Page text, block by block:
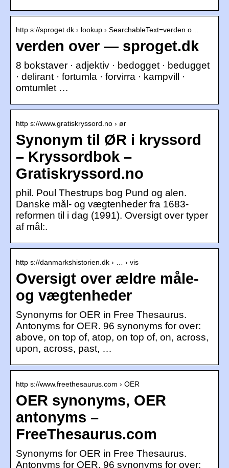
http s://sproget.dk › lookup › SearchableText=verden o…
verden over — sproget.dk
8 bokstaver · adjektiv · bedogget · bedugget
· delirant · fortumla · forvirra · kampvill ·
omtumlet …
http s://www.gratiskryssord.no › ør
Synonym til ØR i kryssord
– Kryssordbok –
Gratiskryssord.no
phil. Poul Thestrups bog Pund og alen.
Danske mål- og vægtenheder fra 1683-
reformen til i dag (1991). Oversigt over typer
af mål:.
http s://danmarkshistorien.dk › … › vis
Oversigt over ældre måle-
og vægtenheder
Synonyms for OER in Free Thesaurus.
Antonyms for OER. 96 synonyms for over:
above, on top of, atop, on top of, on, across,
upon, across, past, …
http s://www.freethesaurus.com › OER
OER synonyms, OER
antonyms –
FreeThesaurus.com
Synonyms for OER in Free Thesaurus.
Antonyms for OER. 96 synonyms for over: